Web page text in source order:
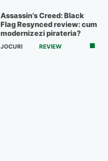
Assassin’s Creed: Black
Flag Resynced review: cum
modernizezi pirateria?
JOCURI REVIEW